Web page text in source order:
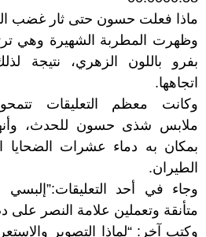
ماذا فعلت حسون حتى ثار غضب
وظهرت المطربة الشهيرة وهي
بفرو باللون الزهري، نتيجة
اتجاهها.
وكانت معظم التعليقات
ملابس شذى حسون للحدث،
بمكان به دماء عشرات
الطيران.
وجاء في أحد
متأنقة وتعملين علامة النصر على
وكتب آخر: “لماذا التصوير